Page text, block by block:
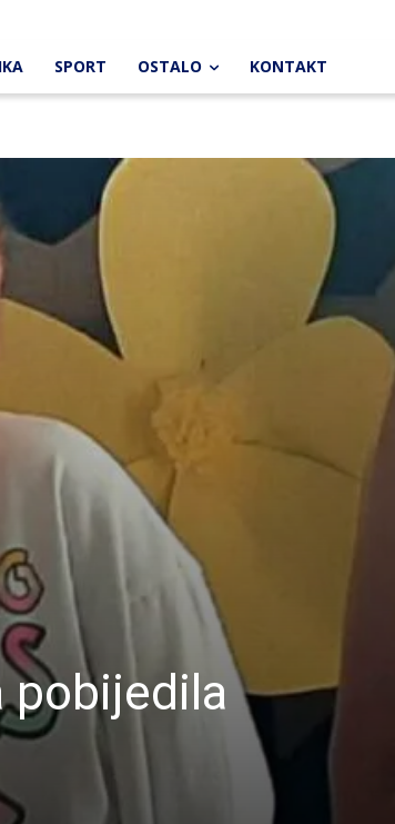
SPORT OSTALO KONTAKT
pobijedila